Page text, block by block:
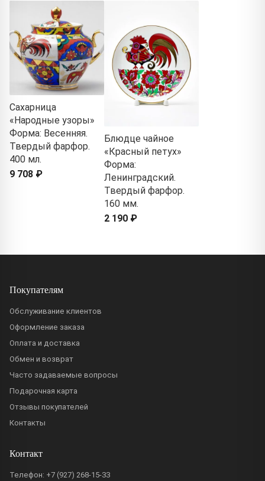
Сахарница
«Народные узоры»
Форма: Весенняя.
Твердый фарфор.
400 мл.
9 708 ₽
Блюдце чайное
«Красный петух»
Форма:
Ленинградский.
Твердый фарфор.
160 мм.
2 190 ₽
Покупателям
Обслуживание клиентов
Оформление заказа
Оплата и доставка
Обмен и возврат
Часто задаваемые вопросы
Подарочная карта
Отзывы покупателей
Контакты
Контакт
Телефон: +7 (927) 268-15-33